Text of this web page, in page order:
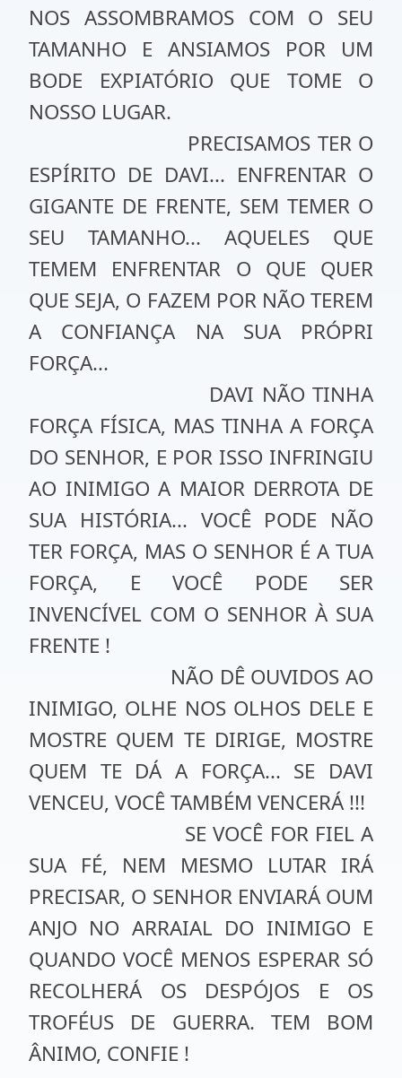
NOS ASSOMBRAMOS COM O SEU
TAMANHO E ANSIAMOS POR UM
BODE EXPIATÓRIO QUE TOME O
NOSSO LUGAR.
PRECISAMOS TER O
ESPÍRITO DE DAVI... ENFRENTAR O
GIGANTE DE FRENTE, SEM TEMER O
SEU TAMANHO... AQUELES QUE
TEMEM ENFRENTAR O QUE QUER
QUE SEJA, O FAZEM POR NÃO TEREM
A CONFIANÇA NA SUA PRÓPRI
FORÇA...
DAVI NÃO TINHA
FORÇA FÍSICA, MAS TINHA A FORÇA
DO SENHOR, E POR ISSO INFRINGIU
AO INIMIGO A MAIOR DERROTA DE
SUA HISTÓRIA... VOCÊ PODE NÃO
TER FORÇA, MAS O SENHOR É A TUA
FORÇA, E VOCÊ PODE SER
INVENCÍVEL COM O SENHOR À SUA
FRENTE !
NÃO DÊ OUVIDOS AO
INIMIGO, OLHE NOS OLHOS DELE E
MOSTRE QUEM TE DIRIGE, MOSTRE
QUEM TE DÁ A FORÇA... SE DAVI
VENCEU, VOCÊ TAMBÉM VENCERÁ !!!
SE VOCÊ FOR FIEL A
SUA FÉ, NEM MESMO LUTAR IRÁ
PRECISAR, O SENHOR ENVIARÁ OUM
ANJO NO ARRAIAL DO INIMIGO E
QUANDO VOCÊ MENOS ESPERAR SÓ
RECOLHERÁ OS DESPÓJOS E OS
TROFÉUS DE GUERRA. TEM BOM
ÂNIMO, CONFIE !